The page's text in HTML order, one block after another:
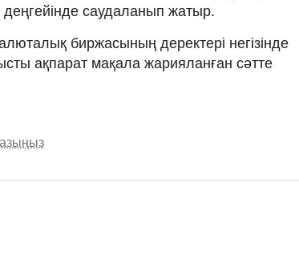
саудаланып жатыр.
биржасының деректері негізінде
ақпарат мақала жарияланған сәтте